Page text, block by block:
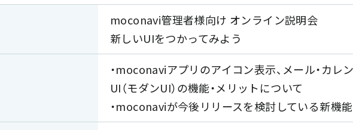
moconavi管理者様向け オンライン説明会
新しいUIをつかってみよう
・moconaviアプリのアイコン表示、メール・カレ
UI（モダンUI）の機能・メリットについて
・moconaviが今後リリースを検討している新機